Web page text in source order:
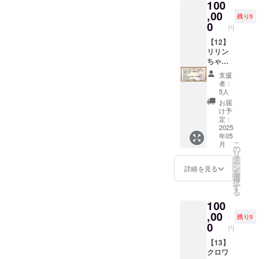
しま
す。 ・
クラウ
ドファ
ンディ
ング内
容紹介
動画
（再生
時間：4
分45
秒） ・
新キャ
ラ「ア
ンジー
さん」
紹介動
画（再
生時
23秒）
・
COEIR
OINK紹
介動画
（再生
ん」ア
クリル
キーホ
ルダー
「アン
ジーさ
ん」の
SDイラ
ストが
描かれ
たアク
リル
キーホ
ルダー
です。
当：二
股試験
大きな
アクリ
ルスタ
ンドで
す。
（イラ
スト担
当：ぱ
るとね
る様）
■「ディ
アちゃ
ん」ア
クリル
キーホ
ルダー
アちゃ
ん」の
描かれ
たアク
リル
キーホ
ルダー
です。
す。
（イラ
スト担
るとね
る様）
■「クロ
ワちゃ
ん」
ビッグ
アクリ
ルスタ
ンド
「クロ
ワちゃ
ん」の
立ち絵
イラス
アクリ
ルスタ
ンドで
（イラ
スト担
（イラ
スト担
当：菓
色様）
■トート
バッグ
（全面
印刷）
「Lusty
*Kiss
Product
ion」
キャラ
クター5
人のイ
ラスト
が描か
れた全
グで
す。
（イラ
スト担
当：か
きほう
ん」の
イラス
トが描
かれた
抱き枕
カバー
です。
表裏そ
れぞれ
別のイ
ラスト
となり
ます。
（イラ
スト担
当：
ヤッペ
ン様）
■プレイ
ジーさ
ん」の
イラス
トが描
かれた
豪華デ
有料プ
ラン
「メン
バーズ
シッ
プ・
ゴール
ド」
に、1か
月無料
で加入
できる
コード
です。
（既存
キャラ
のアカ
ウント
３つ全
ドがご
利用可
能） ■
マイク
ロファ
イバー
す。
■Ci-en
有料プ
ラン
「メン
バーズ
シッ
プ・
ゴール
ド」1か
月間無
料体験
コード
セット
クリエ
イター
支援サ
イト
「Ci-
ラン
「メン
バーズ
シッ
プ・
ゴール
トプラ
ン・ス
タン
ダー
ド」と
同一内
容の
データ
特典で
す。 ※
データ
形式の
リター
ンは、
メール
にてダ
ウン
ロード
先をお
す。
■Ci-en
有料プ
ラン
「メン
バーズ
100
,00
0 円
残り5
【12】
リリン
ちゃん
とこと
ん応援
プラン
(100,00
0円）
■【デー
タセッ
ト・ス
タン
ダー
ド】
「【02
トプラ
ン・ス
タン
ダー
ド」と
同一内
支援
者：
5人
お届
け予
定：
2025
年05
月
詳細を見る
こ
の
リ
タ
ー
ン
を
選
択
す
る
100
,00
0 円
残り5
【13】
クロワ